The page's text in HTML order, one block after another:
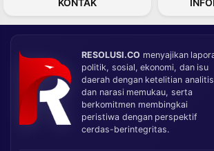
KONTAK
RESOLUSI.CO menyajikan
politik, sosial, ekonomi, dan isu
daerah dengan ketelitian analitis
dan narasi memukau, serta
berkomitmen membingkai
peristiwa dengan perspektif
cerdas-berintegritas.